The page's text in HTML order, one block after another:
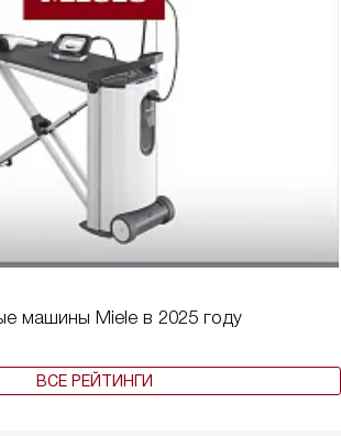
машины Miele в 2025 году
ВСЕ РЕЙТИНГИ